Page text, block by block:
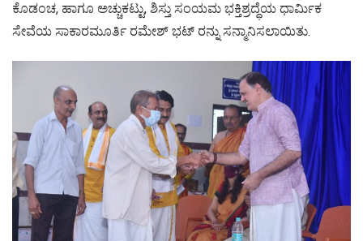
ಕೊಡಂಚ, ಹಾಗೂ ಅಚ್ಚುಕಟ್ಟು, ಶಿಸ್ತು ಸಂಯಮ ಭಕ್ತಿಶ್ರದ್ಧೆಯ ಧಾರ್ಮಿಕ
ಸೇವೆಯ ಸಾಕಾರಮೂರ್ತಿ ರಮೇಶ್ ಭಟ್ ರನ್ನು ಸನ್ಮಾನಿಸಲಾಯಿತು.